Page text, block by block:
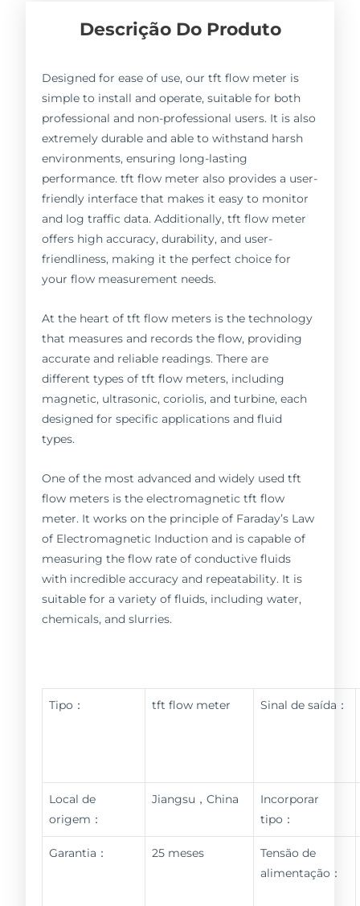
Descrição Do Produto
Designed for ease of use, our tft flow meter is
simple to install and operate, suitable for both
professional and non-professional users. It is also
extremely durable and able to withstand harsh
environments, ensuring long-lasting
performance. tft flow meter also provides a user-
friendly interface that makes it easy to monitor
and log traffic data. Additionally, tft flow meter
offers high accuracy, durability, and user-
friendliness, making it the perfect choice for
your flow measurement needs.
At the heart of tft flow meters is the technology
that measures and records the flow, providing
accurate and reliable readings. There are
different types of tft flow meters, including
magnetic, ultrasonic, coriolis, and turbine, each
designed for specific applications and fluid
types.
One of the most advanced and widely used tft
flow meters is the electromagnetic tft flow
meter. It works on the principle of Faraday’s Law
of Electromagnetic Induction and is capable of
measuring the flow rate of conductive fluids
with incredible accuracy and repeatability. It is
suitable for a variety of fluids, including water,
chemicals, and slurries.
Tipo： tft flow meter Sinal de saída：
Local de
origem：
Jiangsu，China
Incorporar
tipo：
Garantia： 25 meses
Tensão de
alimentação：